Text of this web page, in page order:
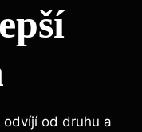
od druhu a